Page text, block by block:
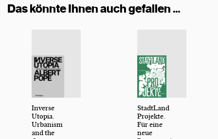
Das könnte Ihnen auch gefallen …
Inverse
Utopia.
Urbanism
and the
StadtLand
Projekte.
Für eine
neue